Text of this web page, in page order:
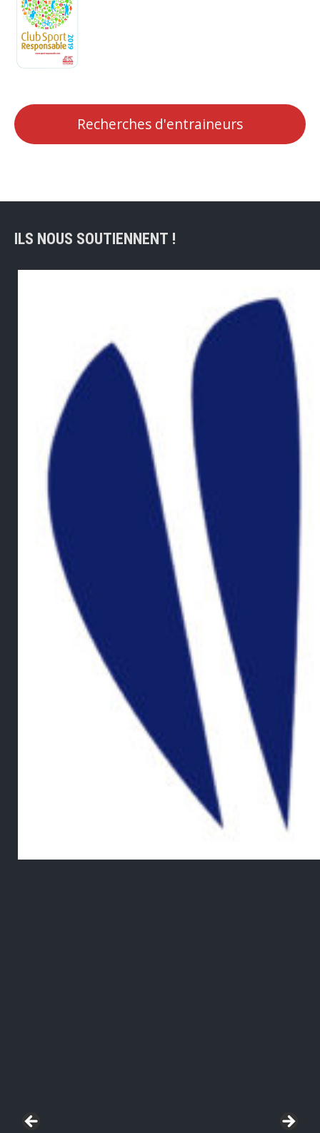
Recherches d'entraineurs
ILS NOUS SOUTIENNENT !